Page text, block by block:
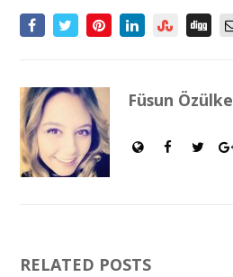
Füsun Özülke
RELATED POSTS